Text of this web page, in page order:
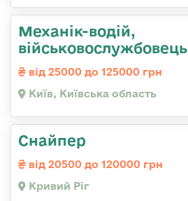
Механік-водій,
військовослужбовець
від 25000 до 125000 грн
Київ, Київська область
Снайпер
від 20500 до 120000 грн
Кривий Ріг